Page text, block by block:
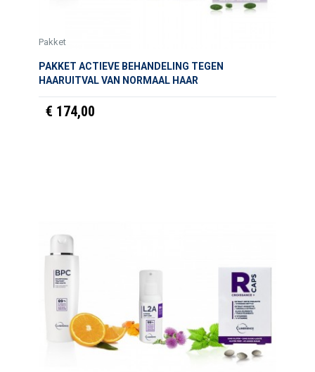
Pakket
PAKKET ACTIEVE BEHANDELING TEGEN
HAARUITVAL VAN NORMAAL HAAR
€ 174,00